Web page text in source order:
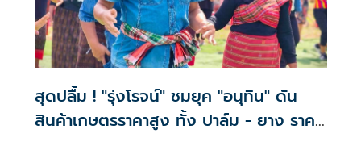
สุดปลื้ม ! "รุ่งโรจน์" ชมยุค "อนุทิน" ดัน
สินค้าเกษตรราคาสูง ทั้ง ปาล์ม - ยาง ราคา